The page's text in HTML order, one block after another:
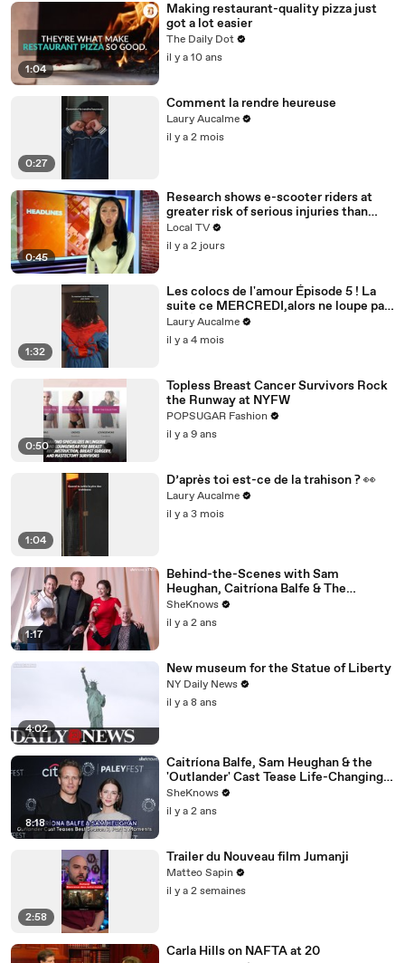
1:04
Making restaurant-quality pizza just
got a lot easier
The Daily Dot
il y a 10 ans
0:27
Comment la rendre heureuse
Laury Aucalme
il y a 2 mois
0:45
Research shows e-scooter riders at
greater risk of serious injuries than
cyclists and motorcyclists
Local TV
il y a 2 jours
1:32
Les colocs de l'amour Épisode 5 ! La
suite ce MERCREDI,alors ne loupe pas
ça! Épisode 5/8 pour la saison 2
Laury Aucalme
il y a 4 mois
0:50
Topless Breast Cancer Survivors Rock
the Runway at NYFW
POPSUGAR Fashion
il y a 9 ans
1:04
D’après toi est-ce de la trahison ? 👀
Laury Aucalme
il y a 3 mois
1:17
Behind-the-Scenes with Sam
Heughan, Caitríona Balfe & The
'Outlander' Cast
SheKnows
il y a 2 ans
4:02
New museum for the Statue of Liberty
NY Daily News
il y a 8 ans
8:18
Caitríona Balfe, Sam Heughan & the
'Outlander' Cast Tease Life-Changing
Moments for Season 7 Part 2
SheKnows
il y a 2 ans
2:58
Trailer du Nouveau film Jumanji
Matteo Sapin
il y a 2 semaines
Carla Hills on NAFTA at 20